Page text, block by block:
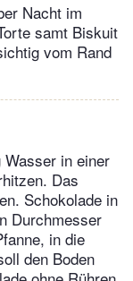
Nacht im
samt Biskuit
vom Rand
in einer
Das
Schokolade in
Durchmesser
in die
den Boden